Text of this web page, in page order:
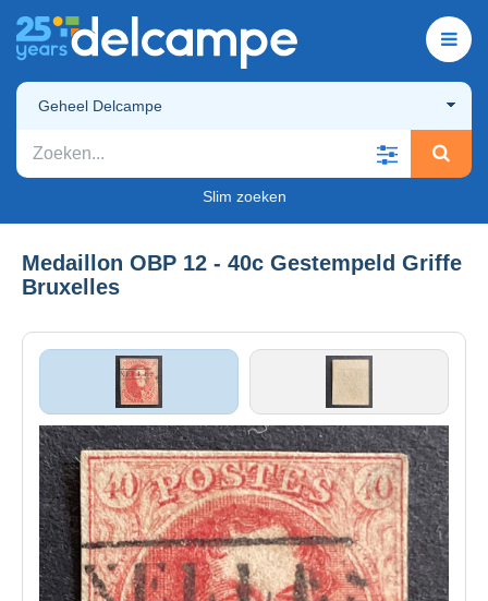
Geheel Delcampe
Slim zoeken
Medaillon OBP 12 - 40c Gestempeld Griffe
Bruxelles